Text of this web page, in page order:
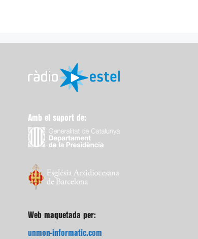
Amb el suport de:
Web maquetada per:
unmon-informatic.com